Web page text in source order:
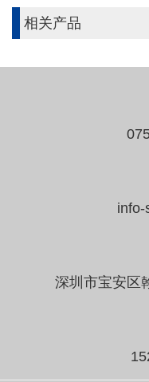
相关产品
info-
深圳市宝安区